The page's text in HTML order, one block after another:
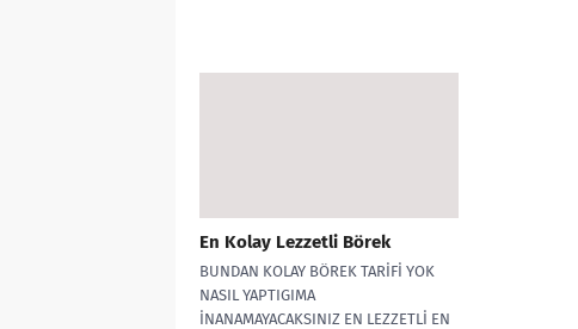
En Kolay Lezzetli Börek
BUNDAN KOLAY BÖREK TARİFİ YOK
NASIL YAPTIGIMA
İNANAMAYACAKSINIZ EN LEZZETLİ EN